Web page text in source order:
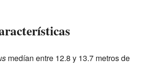
medían entre 12.8 y 13.7 metros de